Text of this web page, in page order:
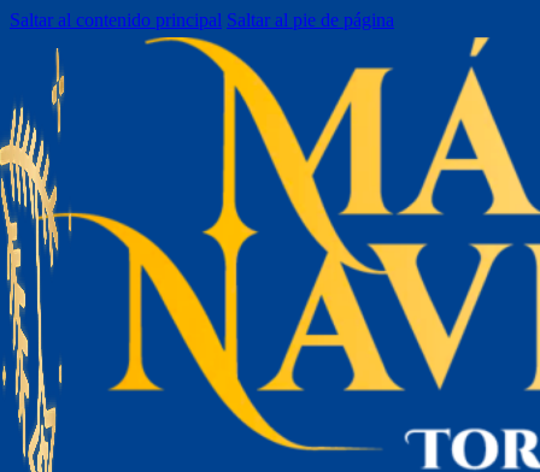
Saltar al contenido principal Saltar al pie de página